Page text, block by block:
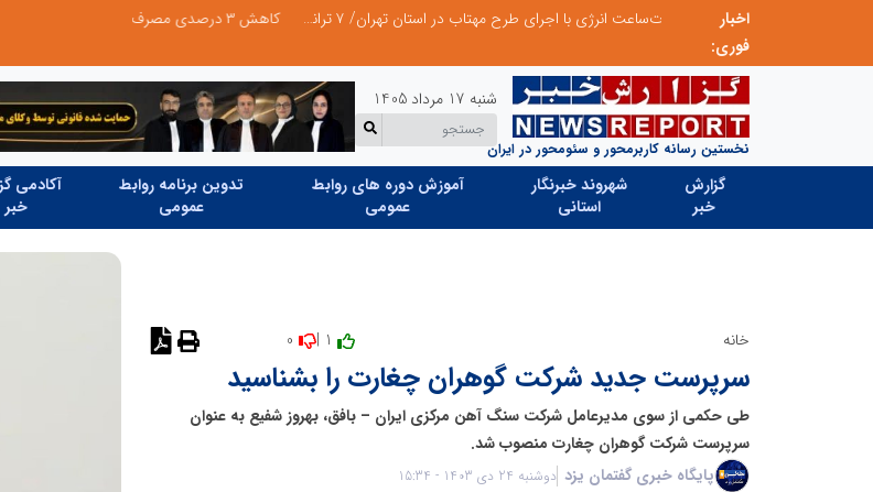
اخبار
فوری:
کاهش ۳ درصدی مصرف برق استان تهران نسبت به سال گذشته
نخستین رسانه کاربرمحور و سئومحور در ایران
شنبه 17 مرداد 1405
گزارش
خبر
شهروند خبرنگار
استانی
آموزش دوره های روابط
عمومی
تدوین برنامه روابط
عمومی
آکادمی
خبر
خانه
سرپرست جدید شرکت گوهران چغارت را بشناسید
طی حکمی از سوی مدیرعامل شرکت سنگ آهن مرکزی ایران – بافق، بهروز شفیع به عنوان
سرپرست شرکت گوهران چغارت منصوب شد.
پایگاه خبری گفتمان یزد دوشنبه 24 دی 1403 - 15:34